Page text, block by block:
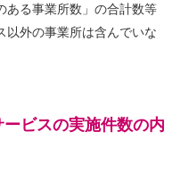
る事業所数」の合計数等
以外の事業所は含んでいな
ービスの実施件数の内